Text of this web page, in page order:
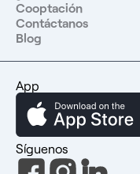
Cooptación
Contáctanos
Blog
App
Síguenos